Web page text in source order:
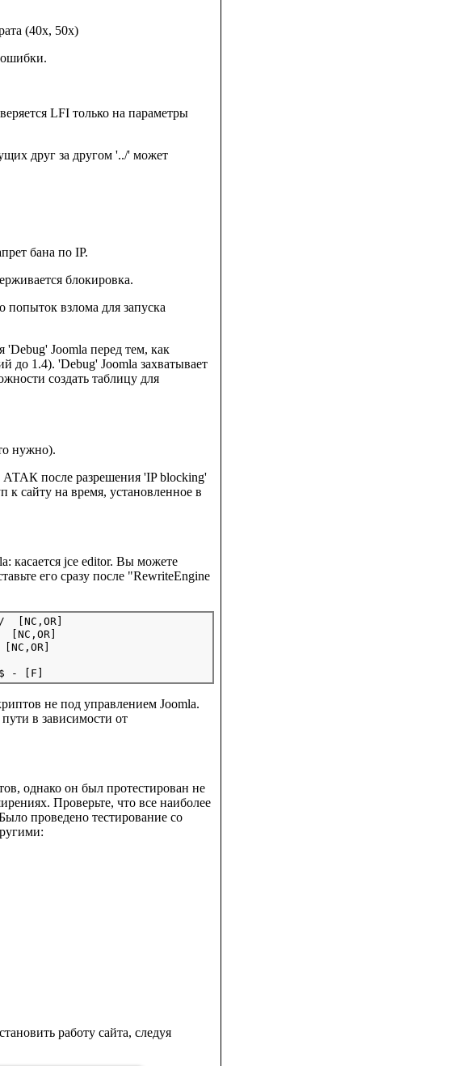
(40x, 50x)
LFI только на параметры
друг за другом '../' может
бана по IP.
блокировка.
попыток взлома для запуска
Joomla перед тем, как
до 1.4). 'Debug' Joomla захватывает
создать таблицу для
нужно).
после разрешения 'IP blocking'
к сайту на время, установленное в
касается jce editor. Вы можете
его сразу после "RewriteEngine
[NC,OR]
[NC,OR]
не под управлением Joomla.
в зависимости от
однако он был протестирован не
Проверьте, что все наиболее
проведено тестирование со
работу сайта, следуя